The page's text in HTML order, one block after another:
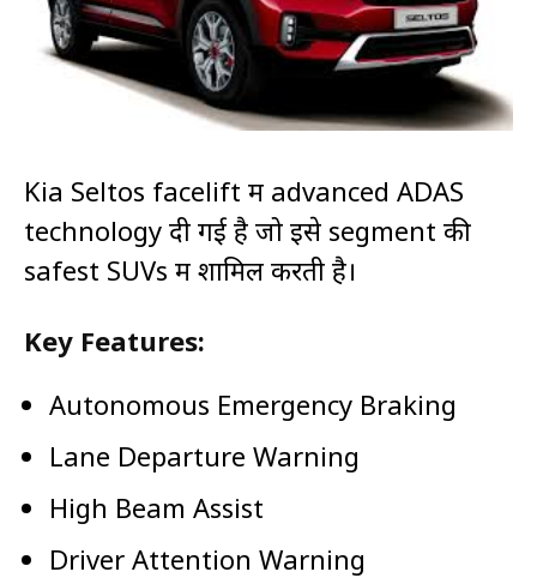
Kia Seltos facelift में advanced ADAS
technology दी गई है जो इसे segment की
safest SUVs में शामिल करती है।
Key Features:
Autonomous Emergency Braking
Lane Departure Warning
High Beam Assist
Driver Attention Warning